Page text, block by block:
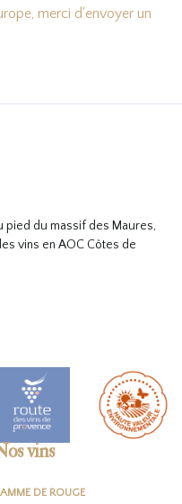
merci d'envoyer un
pied du massif des Maures,
vins en AOC Côtes de
vins
DE ROUGE